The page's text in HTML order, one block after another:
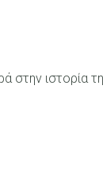
ιστορία